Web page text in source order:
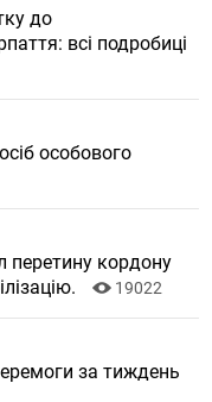
до
всі подробиці
особового
перетину кордону
19022
за тиждень